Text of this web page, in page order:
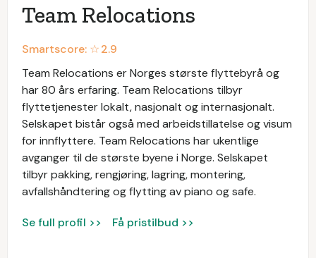
Team Relocations
Smartscore: ☆2.9
Team Relocations er Norges største flyttebyrå og
har 80 års erfaring. Team Relocations tilbyr
flyttetjenester lokalt, nasjonalt og internasjonalt.
Selskapet bistår også med arbeidstillatelse og visum
for innflyttere. Team Relocations har ukentlige
avganger til de største byene i Norge. Selskapet
tilbyr pakking, rengjøring, lagring, montering,
avfallshåndtering og flytting av piano og safe.
Se full profil >> Få pristilbud >>